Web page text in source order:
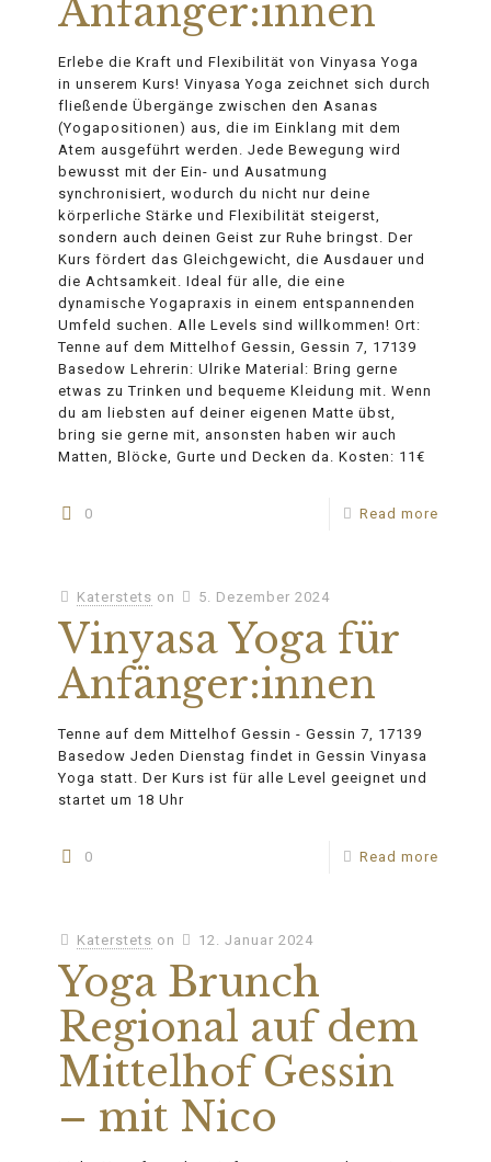
Anfänger:innen
Erlebe die Kraft und Flexibilität von Vinyasa Yoga
in unserem Kurs! Vinyasa Yoga zeichnet sich durch
fließende Übergänge zwischen den Asanas
(Yogapositionen) aus, die im Einklang mit dem
Atem ausgeführt werden. Jede Bewegung wird
bewusst mit der Ein- und Ausatmung
synchronisiert, wodurch du nicht nur deine
körperliche Stärke und Flexibilität steigerst,
sondern auch deinen Geist zur Ruhe bringst. Der
Kurs fördert das Gleichgewicht, die Ausdauer und
die Achtsamkeit. Ideal für alle, die eine
dynamische Yogapraxis in einem entspannenden
Umfeld suchen. Alle Levels sind willkommen! Ort:
Tenne auf dem Mittelhof Gessin, Gessin 7, 17139
Basedow Lehrerin: Ulrike Material: Bring gerne
etwas zu Trinken und bequeme Kleidung mit. Wenn
du am liebsten auf deiner eigenen Matte übst,
bring sie gerne mit, ansonsten haben wir auch
Matten, Blöcke, Gurte und Decken da. Kosten: 11€
0 Read more
Katerstets on 5. Dezember 2024
Vinyasa Yoga für
Anfänger:innen
Tenne auf dem Mittelhof Gessin - Gessin 7, 17139
Basedow Jeden Dienstag findet in Gessin Vinyasa
Yoga statt. Der Kurs ist für alle Level geeignet und
startet um 18 Uhr
0 Read more
Katerstets on 12. Januar 2024
Yoga Brunch
Regional auf dem
Mittelhof Gessin
– mit Nico